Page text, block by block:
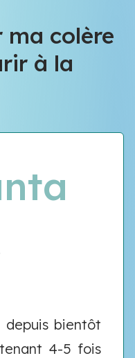
ma colère
à la
depuis bientôt
4-5 fois